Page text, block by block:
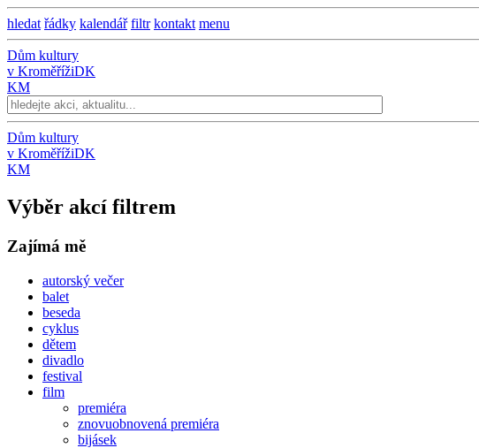
hledat řádky kalendář filtr kontakt menu
Dům kultury
v KroměřížiDK
KM
Dům kultury
v KroměřížiDK
KM
Výběr akcí filtrem
Zajímá mě
autorský večer
balet
beseda
cyklus
dětem
divadlo
festival
film
premiéra
znovuobnovená premiéra
bijásek